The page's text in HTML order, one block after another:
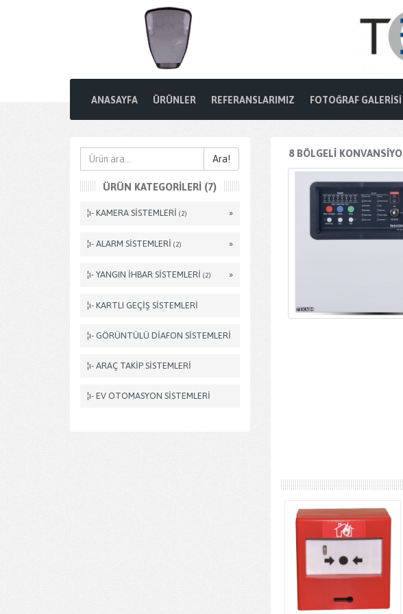
ANASAYFA ÜRÜNLER REFERANSLARIMIZ FOTOĞRAF GALERISI
Ara!
ÜRÜN KATEGORILERI (7)
¦ı- KAMERA SİSTEMLERİ (2) »
¦ı- ALARM SİSTEMLERİ (2) »
¦ı- YANGIN İHBAR SİSTEMLERİ (2) »
¦ı- KARTLI GEÇİŞ SİSTEMLERİ
¦ı- GÖRÜNTÜLÜ DİAFON SİSTEMLERİ
¦ı- ARAÇ TAKİP SİSTEMLERİ
¦ı- EV OTOMASYON SİSTEMLERİ
8 BÖLGELI